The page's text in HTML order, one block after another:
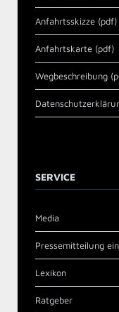
Anfahrtsskizze (pdf)
Anfahrtskarte (pdf)
Wegbeschreibung
SERVICE
Media
Pressemitteilung
Lexikon
Ratgeber